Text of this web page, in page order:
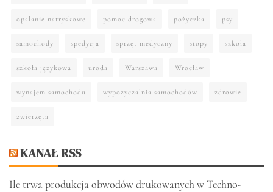
opalanie natryskowe pomoc drogowa pożyczka psy
samochody spedycja sprzęt medyczny stopy szkoła
szkoła językowa uroda Warszawa Wrocław
wynajem samochodu wypożyczalnia samochodów zdrowie
zwierzęta
KANAŁ RSS
Ile trwa produkcja obwodów drukowanych w Techno-